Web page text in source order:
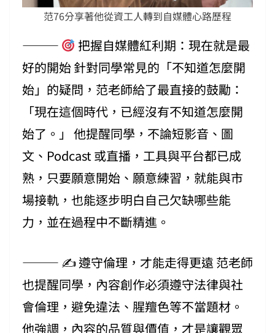
范76分享著他從資工人轉到自媒體心路歷程
⸻
把握自媒體紅利期：現在就是最
好的開始 針對同學常見的「不知道怎麼開
始」的疑問，范老師給了最直接的鼓勵：
「現在這個時代，已經沒有不知道怎麼開
始了。」 他提醒同學，不論短影音、圖
文、Podcast 或直播，工具與平台都已成
熟，只要願意開始、願意練習，就能與市
場接軌，也能逐步明白自己欠缺哪些能
力，並在過程中不斷精進。
⸻ ✍️ 遵守倫理，才能走得更遠 范老師
也提醒同學，內容創作必須遵守法律與社
會倫理，避免違法、腥羶色等不當題材。
他強調，內容的品質與價值，才是讓觀眾